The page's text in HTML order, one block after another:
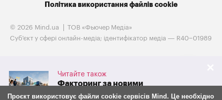
Читайте також
Факторинг за новими
правилами: що з 30 липня
Політика використання файлів cookie
© 2026 Mind.ua
ТОВ «Фьючер Медiа»
Cуб'єкт у сфері онлайн-медіа; ідентифікатор медіа — R40−01989
Проєкт використовує файли cookie сервісів Mind. Це необхідно